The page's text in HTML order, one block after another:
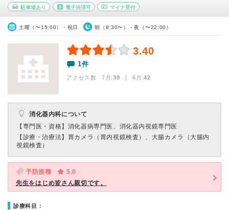
駐車場あり 電子決済可 マイナ受付
土曜（〜15:00）・祝日 朝（8:30〜）・夜（〜22:00）
3.40
1件
アクセス数 7月:39 | 6月:42
消化器内科について
【専門医・資格】 消化器病専門医、消化器内視鏡専門医
【診療・治療法】 胃カメラ（胃内視鏡検査）、大腸カメラ（大腸内
視鏡検査）
予防接種
5.0
先生をはじめ皆さん親切です。
診療科目：